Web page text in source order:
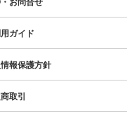
ガイド
報保護方針
取引